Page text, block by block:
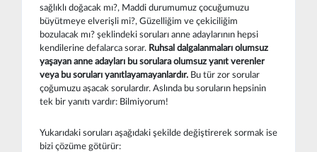
sağlıklı doğacak mı?, Maddi durumumuz çocuğumuzu
büyütmeye elverişli mi?, Güzelliğim ve çekiciliğim
bozulacak mı? şeklindeki soruları anne adaylarının hepsi
kendilerine defalarca sorar. Ruhsal dalgalanmaları olumsuz
yaşayan anne adayları bu sorulara olumsuz yanıt verenler
veya bu soruları yanıtlayamayanlardır. Bu tür zor sorular
çoğumuzu aşacak sorulardır. Aslında bu soruların hepsinin
tek bir yanıtı vardır: Bilmiyorum!
Yukarıdaki soruları aşağıdaki şekilde değiştirerek sormak ise
bizi çözüme götürür: